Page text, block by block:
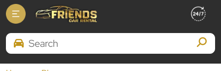
Search Brands